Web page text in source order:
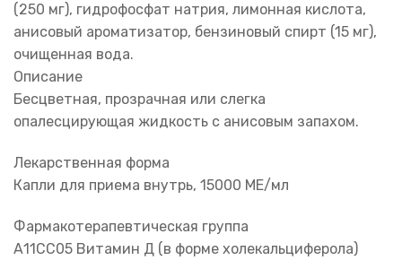
(250 мг), гидрофосфат натрия, лимонная кислота,
анисовый ароматизатор, бензиновый спирт (15 мг),
очищенная вода.
Описание
Бесцветная, прозрачная или слегка
опалесцирующая жидкость с анисовым запахом.
Лекарственная форма
Капли для приема внутрь, 15000 МЕ/мл
Фармакотерапевтическая группа
А11СС05 Витамин Д (в форме холекальциферола)